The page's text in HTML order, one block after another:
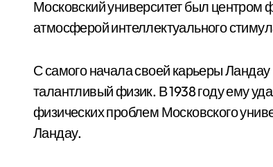
Московский университет был центром
атмосферой интеллектуального
С самого начала своей карьеры
талантливый физик. В 1938 году ему
физических проблем Московского
Ландау.